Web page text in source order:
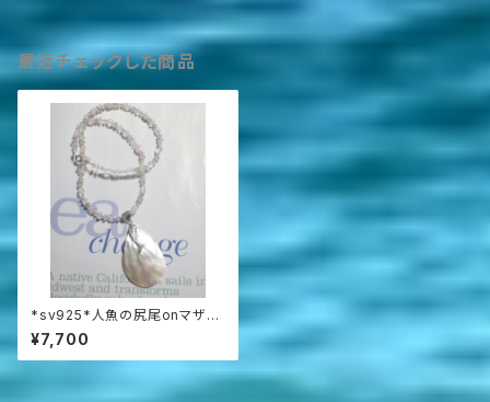
最近チェックした商品
*sv925*人魚の尻尾onマザー
オブパール 人魚の首飾り
¥7,700